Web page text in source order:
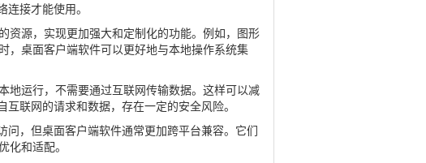
接才能使用。
资源，实现更加强大和定制化的功能。例如，图形
，桌面客户端软件可以更好地与本地操作系统集
地运行，不需要通过互联网传输数据。这样可以减
联网的请求和数据，存在一定的安全风险。
，但桌面客户端软件通常更加跨平台兼容。它们
化和适配。